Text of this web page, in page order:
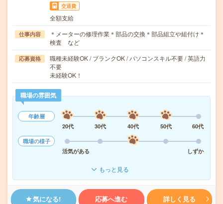
交通費
全額支給
仕事内容
＊メーターの修理作業＊部品の交換＊部品組立や組付け＊
検査 など
応募資格
職種未経験OK / ブランクOK / パソコンスキル不要 / 英語力
不要
未経験OK！
職場の雰囲気
年齢層
20代
30代 40代 50代
60代
職場の様子
活気がある
しずか
もっと見る
気になる! 応募へ進む 詳しく見る